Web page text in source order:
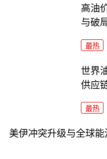
高油
与破
最热
世界
供应
最热
美伊冲突升级与全球